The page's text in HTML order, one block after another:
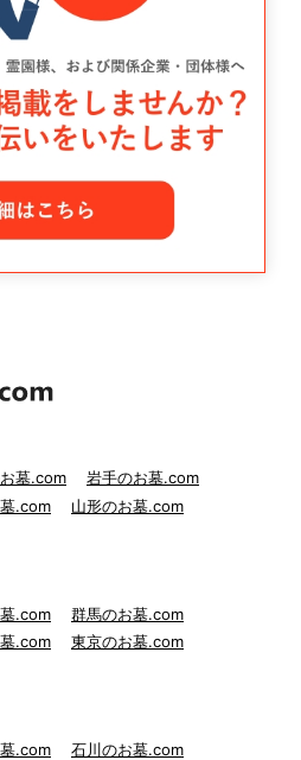
墓.com
岩手のお墓.com
.com
山形のお墓.com
.com
群馬のお墓.com
.com
東京のお墓.com
.com
石川のお墓.com